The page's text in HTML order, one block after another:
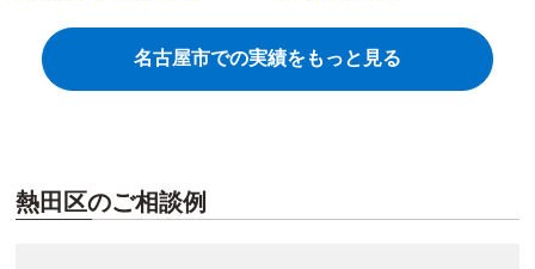
名古屋市での実績をもっと見る
熱田区のご相談例